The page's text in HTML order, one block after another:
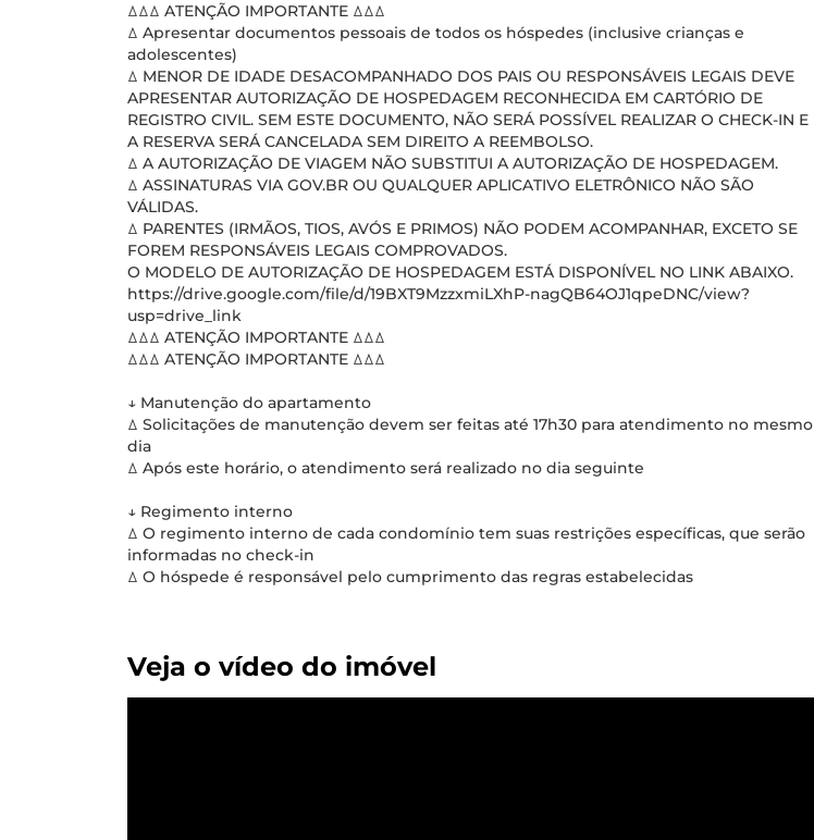
ꕔꕔꕔ ATENÇÃO IMPORTANTE ꕔꕔꕔ
ꕔ Apresentar documentos pessoais de todos os hóspedes (inclusive crianças e
adolescentes)
ꕔ MENOR DE IDADE DESACOMPANHADO DOS PAIS OU RESPONSÁVEIS LEGAIS DEVE
APRESENTAR AUTORIZAÇÃO DE HOSPEDAGEM RECONHECIDA EM CARTÓRIO DE
REGISTRO CIVIL. SEM ESTE DOCUMENTO, NÃO SERÁ POSSÍVEL REALIZAR O CHECK-IN E
A RESERVA SERÁ CANCELADA SEM DIREITO A REEMBOLSO.
ꕔ A AUTORIZAÇÃO DE VIAGEM NÃO SUBSTITUI A AUTORIZAÇÃO DE HOSPEDAGEM.
ꕔ ASSINATURAS VIA GOV.BR OU QUALQUER APLICATIVO ELETRÔNICO NÃO SÃO
VÁLIDAS.
ꕔ PARENTES (IRMÃOS, TIOS, AVÓS E PRIMOS) NÃO PODEM ACOMPANHAR, EXCETO SE
FOREM RESPONSÁVEIS LEGAIS COMPROVADOS.
O MODELO DE AUTORIZAÇÃO DE HOSPEDAGEM ESTÁ DISPONÍVEL NO LINK ABAIXO.
https://drive.google.com/file/d/19BXT9MzzxmiLXhP-nagQB64OJ1qpeDNC/view?
usp=drive_link
ꕔꕔꕔ ATENÇÃO IMPORTANTE ꕔꕔꕔ
ꕔꕔꕔ ATENÇÃO IMPORTANTE ꕔꕔꕔ
↓ Manutenção do apartamento
ꕔ Solicitações de manutenção devem ser feitas até 17h30 para atendimento no mesmo
dia
ꕔ Após este horário, o atendimento será realizado no dia seguinte
↓ Regimento interno
ꕔ O regimento interno de cada condomínio tem suas restrições específicas, que serão
informadas no check-in
ꕔ O hóspede é responsável pelo cumprimento das regras estabelecidas
Veja o vídeo do imóvel